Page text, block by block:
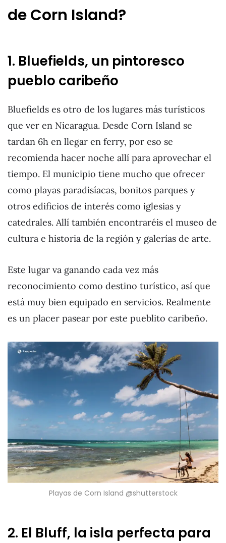
de Corn Island?
1. Bluefields, un pintoresco
pueblo caribeño
Bluefields es otro de los lugares más turísticos
que ver en Nicaragua. Desde Corn Island se
tardan 6h en llegar en ferry, por eso se
recomienda hacer noche allí para aprovechar el
tiempo. El municipio tiene mucho que ofrecer
como playas paradisíacas, bonitos parques y
otros edificios de interés como iglesias y
catedrales. Allí también encontraréis el museo de
cultura e historia de la región y galerías de arte.
Este lugar va ganando cada vez más
reconocimiento como destino turístico, así que
está muy bien equipado en servicios. Realmente
es un placer pasear por este pueblito caribeño.
Playas de Corn Island @shutterstock
2. El Bluff, la isla perfecta para